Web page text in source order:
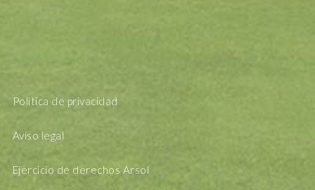
Política de privacidad
Aviso legal
Ejercicio de derechos Arsol